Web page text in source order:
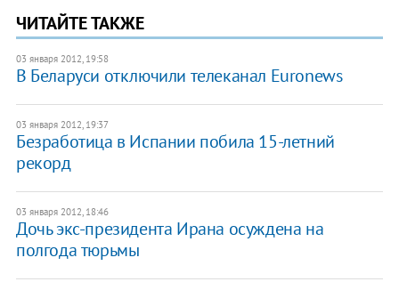
ЧИТАЙТЕ ТАКЖЕ
03 января 2012, 19:58
​В Беларуси отключили телеканал Euronews
03 января 2012, 19:37
Безработица в Испании побила 15-летний
рекорд
03 января 2012, 18:46
​Дочь экс-президента Ирана осуждена на
полгода тюрьмы